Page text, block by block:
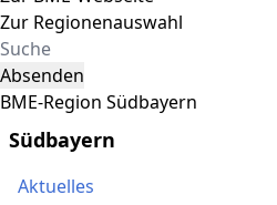
Zur Regionenauswahl
Absenden
BME-Region Südbayern
Südbayern
Aktuelles